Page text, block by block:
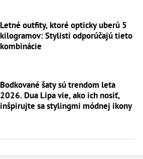
Letné outfity, ktoré opticky uberú 5
kilogramov: Stylisti odporúčajú tieto
kombinácie
Bodkované šaty sú trendom leta
2026. Dua Lipa vie, ako ich nosiť,
inšpirujte sa stylingmi módnej ikony